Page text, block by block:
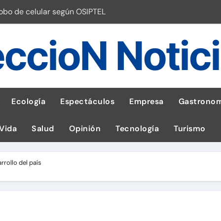
de celular según OSIPTEL
¡Descarga la app de Meridianbet y gana una jugada gratis
inspirado en la fuerza de un volcán
1,600 equipos educativos
por ignorar distancias de seguridad
de GEI en sus operaciones
Ecología Espectáculos Empresa
Salud Opinión Tecnología Turismo
del país